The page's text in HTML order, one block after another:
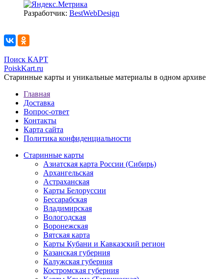
Разработчик: BestWebDesign
Поиск КАРТ
PoiskKart.ru
Старинные карты и уникальные материалы в одном архиве
Главная
Доставка
Вопрос-ответ
Контакты
Карта сайта
Политика конфиденциальности
Старинные карты
Азиатская карта России (Сибирь)
Архангельская
Астраханская
Карты Белоруссии
Бессарабская
Владимирская
Вологодская
Воронежская
Вятская карта
Карты Кубани и Кавказский регион
Казанская губерния
Калужская губерния
Костромская губерния